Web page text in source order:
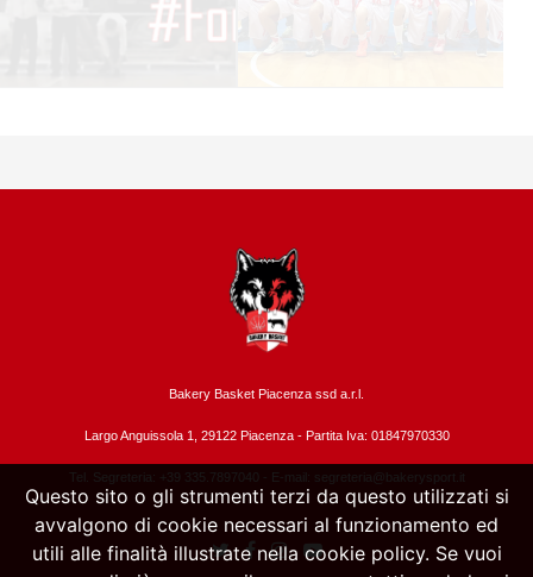
Bakery Basket Piacenza ssd a.r.l.
Largo Anguissola 1, 29122 Piacenza - Partita Iva: 01847970330
Tel. Segreteria: +39 335.7897040 - E-mail: segreteria@bakerysport.it
Questo sito o gli strumenti terzi da questo utilizzati si
avvalgono di cookie necessari al funzionamento ed
utili alle finalità illustrate nella cookie policy. Se vuoi